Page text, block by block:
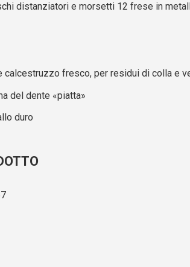
distanziatori e morsetti 12 frese in
calcestruzzo fresco, per residui di colla e
del dente «piatta»
duro